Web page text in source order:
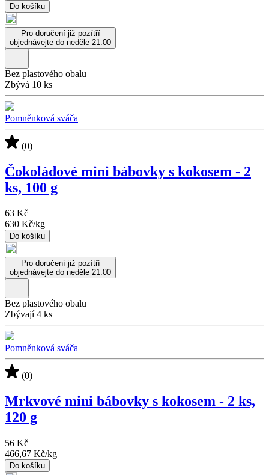
Do košíku
Pro doručení již pozítří
objednávejte do neděle 21:00
Bez plastového obalu
Zbývá 10 ks
Pomněnková sváča
(0)
Čokoládové mini bábovky s kokosem - 2
ks, 100 g
63 Kč
630 Kč/kg
Do košíku
Pro doručení již pozítří
objednávejte do neděle 21:00
Bez plastového obalu
Zbývají 4 ks
Pomněnková sváča
(0)
Mrkvové mini bábovky s kokosem - 2 ks,
120 g
56 Kč
466,67 Kč/kg
Do košíku